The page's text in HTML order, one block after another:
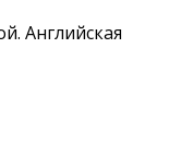
Английская